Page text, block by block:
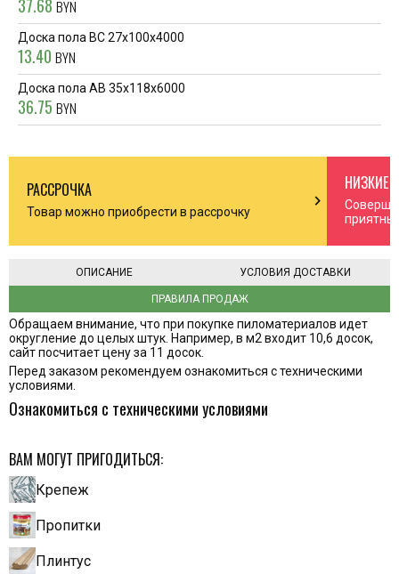
37.68 BYN
Доска пола ВС 27х100х4000
13.40 BYN
Доска пола АВ 35х118х6000
36.75 BYN
РАССРОЧКА
Товар можно приобрести в рассрочку chevron_right
НИЗКИЕ
ПРАВИЛА ПРОДАЖ
ОПИСАНИЕ УСЛОВИЯ ДОСТАВКИ
Обращаем внимание, что при покупке пиломатериалов идет
округление до целых штук. Например, в м2 входит 10,6 досок,
сайт посчитает цену за 11 досок.
Перед заказом рекомендуем ознакомиться с техническими
условиями.
Ознакомиться с техническими условиями
ВАМ МОГУТ ПРИГОДИТЬСЯ:
Крепеж
Пропитки
Плинтус